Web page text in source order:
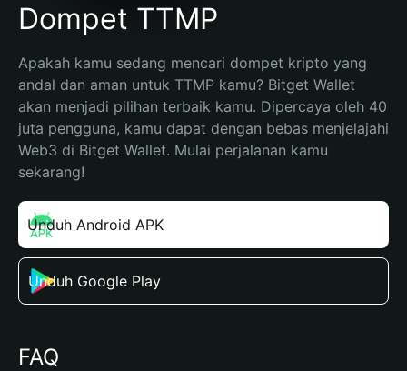
Dompet TTMP
Apakah kamu sedang mencari dompet kripto yang
andal dan aman untuk TTMP kamu? Bitget Wallet
akan menjadi pilihan terbaik kamu. Dipercaya oleh 40
juta pengguna, kamu dapat dengan bebas menjelajahi
Web3 di Bitget Wallet. Mulai perjalanan kamu
sekarang!
Unduh Android APK
Unduh Google Play
FAQ